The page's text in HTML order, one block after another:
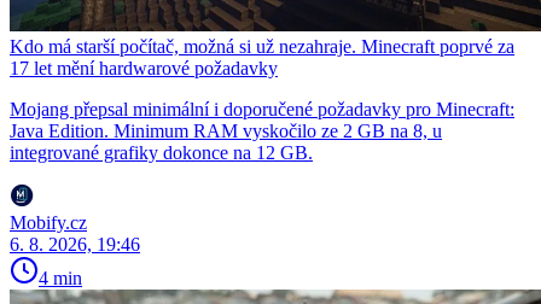
Kdo má starší počítač, možná si už nezahraje. Minecraft poprvé za
17 let mění hardwarové požadavky
Mojang přepsal minimální i doporučené požadavky pro Minecraft:
Java Edition. Minimum RAM vyskočilo ze 2 GB na 8, u
integrované grafiky dokonce na 12 GB.
Mobify.cz
6. 8. 2026, 19:46
4 min